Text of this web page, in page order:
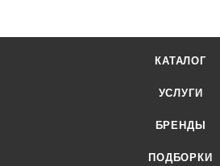
КАТАЛОГ
УСЛУГИ
БРЕНДЫ
ПОДБОРКИ